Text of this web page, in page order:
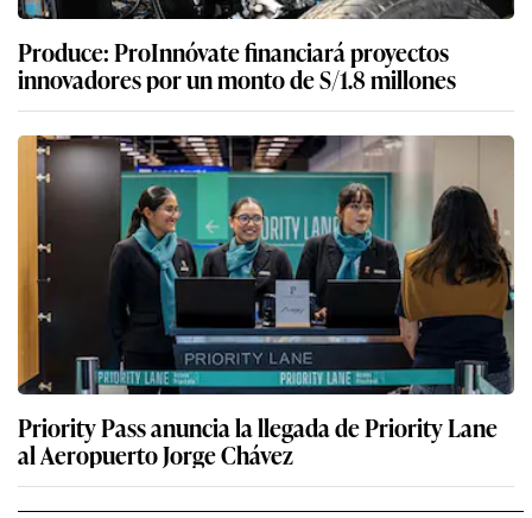
Produce: ProInnóvate financiará proyectos
innovadores por un monto de S/1.8 millones
Priority Pass anuncia la llegada de Priority Lane
al Aeropuerto Jorge Chávez